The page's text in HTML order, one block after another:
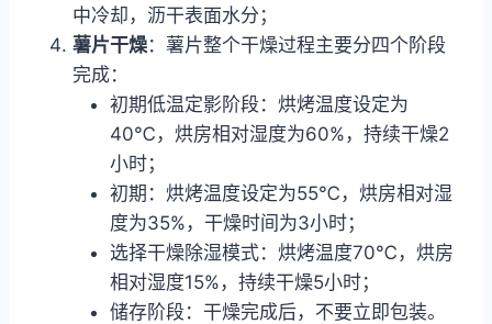
中冷却，沥干表面水分；
薯片干燥：薯片整个干燥过程主要分四个阶段
完成：
初期低温定影阶段：烘烤温度设定为
40℃，烘房相对湿度为60%，持续干燥2
小时；
初期：烘烤温度设定为55℃，烘房相对湿
度为35%，干燥时间为3小时；
选择干燥除湿模式：烘烤温度70℃，烘房
相对湿度15%，持续干燥5小时；
储存阶段：干燥完成后，不要立即包装。